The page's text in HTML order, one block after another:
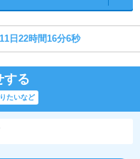
日22時間16分5秒
する
たいなど